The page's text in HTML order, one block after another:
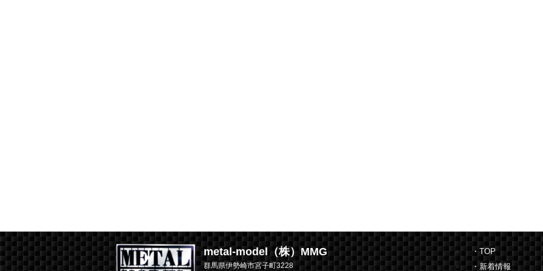
・TOP
・新着情報
metal-model（株）MMG
群馬県伊勢崎市宮子町3228